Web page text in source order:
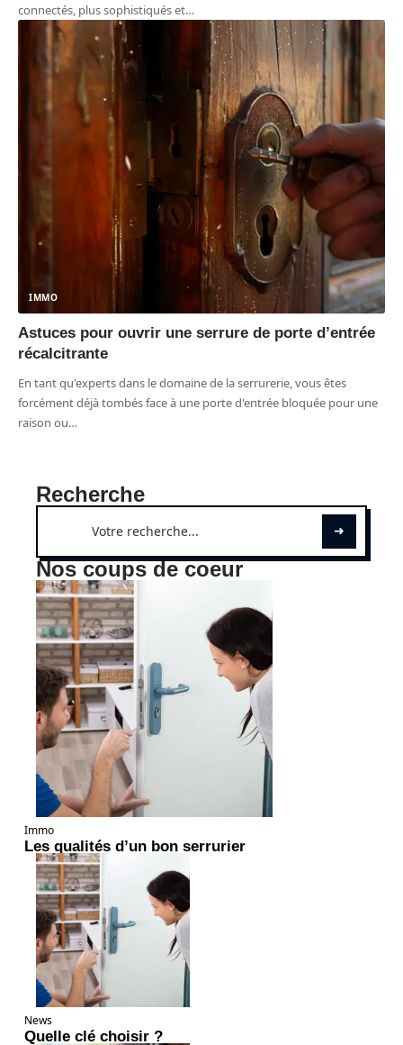
connectés, plus sophistiqués et…
IMMO
Astuces pour ouvrir une serrure de porte d’entrée
récalcitrante
En tant qu'experts dans le domaine de la serrurerie, vous êtes
forcément déjà tombés face à une porte d'entrée bloquée pour une
raison ou…
Recherche
Nos coups de coeur
Immo
Les qualités d’un bon serrurier
News
Quelle clé choisir ?